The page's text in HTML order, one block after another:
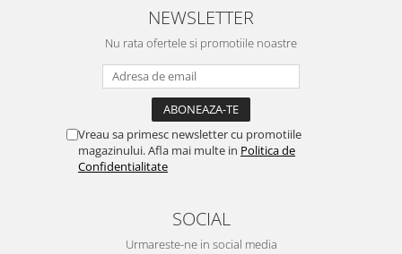
NEWSLETTER
Nu rata ofertele si promotiile noastre
Vreau sa primesc newsletter cu promotiile
magazinului. Afla mai multe in Politica de
Confidentialitate
SOCIAL
Urmareste-ne in social media